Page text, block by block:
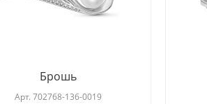
Брошь
Арт.702768-136-0019